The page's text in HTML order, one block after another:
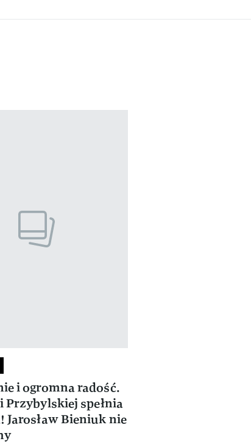
i ogromna radość.
Przybylskiej spełnia
Jarosław Bieniuk nie